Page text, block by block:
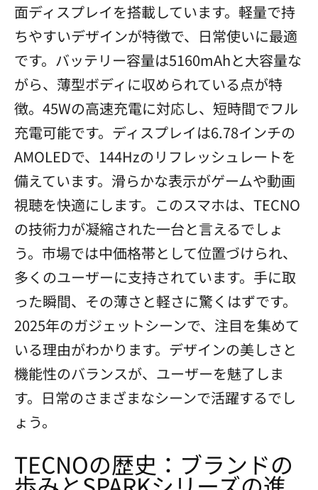
面ディスプレイを搭載しています。軽量で持
ちやすいデザインが特徴で、日常使いに最適
です。バッテリー容量は5160mAhと大容量な
がら、薄型ボディに収められている点が特
徴。45Wの高速充電に対応し、短時間でフル
充電可能です。ディスプレイは6.78インチの
AMOLEDで、144Hzのリフレッシュレートを
備えています。滑らかな表示がゲームや動画
視聴を快適にします。このスマホは、TECNO
の技術力が凝縮された一台と言えるでしょ
う。市場では中価格帯として位置づけられ、
多くのユーザーに支持されています。手に取
った瞬間、その薄さと軽さに驚くはずです。
2025年のガジェットシーンで、注目を集めて
いる理由がわかります。デザインの美しさと
機能性のバランスが、ユーザーを魅了しま
す。日常のさまざまなシーンで活躍するでし
ょう。
TECNOの歴史：ブランドの